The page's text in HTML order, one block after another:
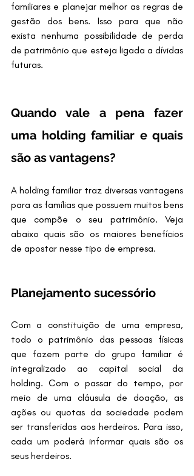
familiares e planejar melhor as regras de
gestão dos bens. Isso para que não
exista nenhuma possibilidade de perda
de patrimônio que esteja ligada a dívidas
futuras.
Quando vale a pena fazer
uma holding familiar e quais
são as vantagens?
A holding familiar traz diversas vantagens
para as famílias que possuem muitos bens
que compõe o seu patrimônio. Veja
abaixo quais são os maiores benefícios
de apostar nesse tipo de empresa.
Planejamento sucessório
Com a constituição de uma empresa,
todo o patrimônio das pessoas físicas
que fazem parte do grupo familiar é
integralizado ao capital social da
holding. Com o passar do tempo, por
meio de uma cláusula de doação, as
ações ou quotas da sociedade podem
ser transferidas aos herdeiros. Para isso,
cada um poderá informar quais são os
seus herdeiros.